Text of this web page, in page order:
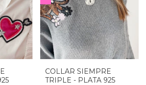
COLLAR SIEMPRE
TRIPLE - PLATA 925